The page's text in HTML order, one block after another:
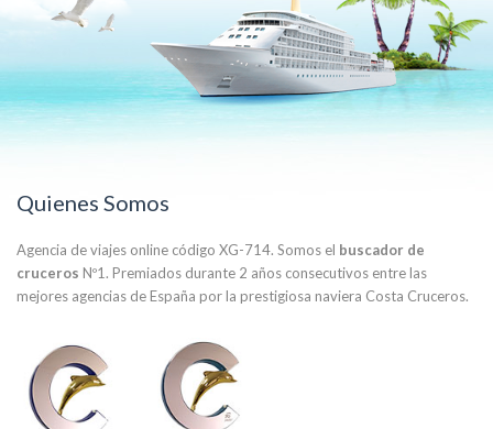
Quienes Somos
Agencia de viajes online código XG-714. Somos el buscador de
cruceros Nº1. Premiados durante 2 años consecutivos entre las
mejores agencias de España por la prestigiosa naviera Costa Cruceros.